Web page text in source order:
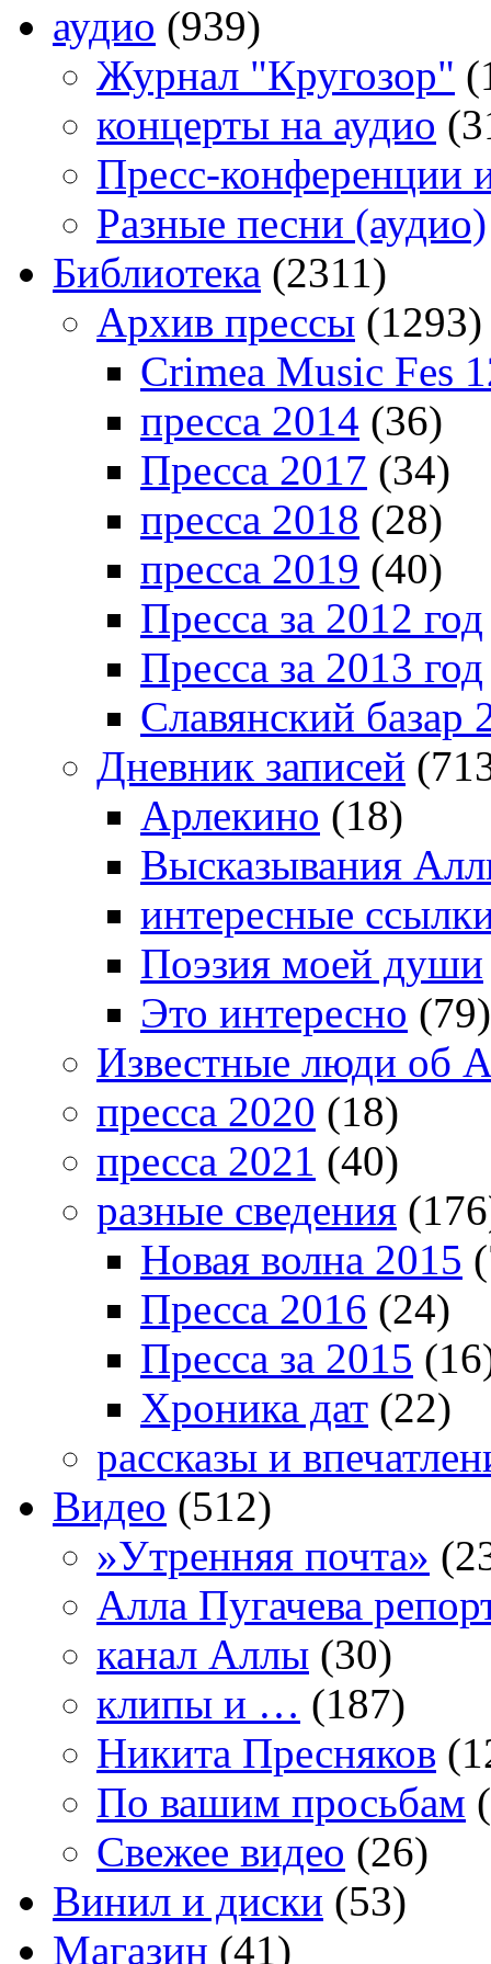
аудио (939)
Журнал "Кругозор"
концерты на аудио
Пресс-конференции
Разные песни (аудио)
Библиотека (2311)
Архив прессы (1293)
Crimea Music Fes
пресса 2014 (36)
Пресса 2017 (34)
пресса 2018 (28)
пресса 2019 (40)
Пресса за 2012 год
Пресса за 2013 год
Славянский базар
Дневник записей
Арлекино (18)
Высказывания
интересные
Поэзия моей души
Это интересно (79)
Известные люди об
пресса 2020 (18)
пресса 2021 (40)
разные сведения
Новая волна 2015
Пресса 2016 (24)
Пресса за 2015
Хроника дат (22)
рассказы и
Видео (512)
»Утренняя почта»
Алла Пугачева
канал Аллы (30)
клипы и … (187)
Никита Пресняков
По вашим просьбам
Свежее видео (26)
Винил и диски (53)
Магазин (41)